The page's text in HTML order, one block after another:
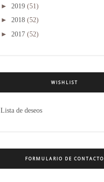
► 2019 (51)
► 2018 (52)
► 2017 (52)
WISHLIST
Lista de deseos
FORMULARIO DE CONTACTO